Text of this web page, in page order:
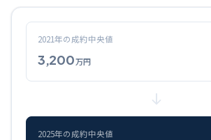
2021年の成約中央値
3,200万円
2025年の成約中央値